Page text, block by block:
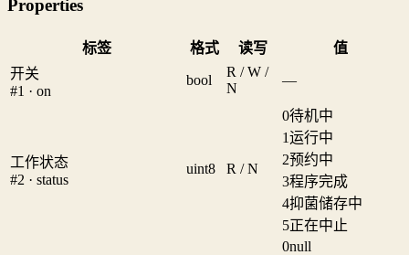
Properties
标签 格式 读写
值
开关
#1 · on
bool
R / W /
N
—
工作状态
#2 · status
uint8 R / N
0待机中
1运行中
2预约中
3程序完成
4抑菌储存中
5正在中止
0null